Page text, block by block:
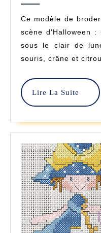
Ce modèle de
scène d'Halloween
sous le clair de
souris, crâne et
Lire La Suite
Lire
La